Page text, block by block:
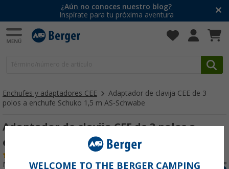
¿Aún no conoces nuestro blog?
Inspírate para tu próxima aventura
Enchufes y adaptadores CEE
Adaptador de clavija CEE de 3
polos a enchufe Schuko 1,5 m AS-Schwabe
Adaptador de clavija CEE de 3 polos a
enchufe Schuko 1,5 m AS-Schwabe
Nº de artículo 284670
WELCOME TO THE BERGER CAMPING